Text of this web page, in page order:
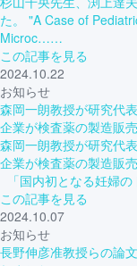
た。 "A Case of
Microc……
この記事を見る
2024.10.22
お知らせ
森岡一朗教授が研究代
企業が検査薬の製造販
森岡一朗教授が研究代
企業が検査薬の製造販
「国内初となる妊婦
この記事を見る
2024.10.07
お知らせ
長野伸彦准教授らの論